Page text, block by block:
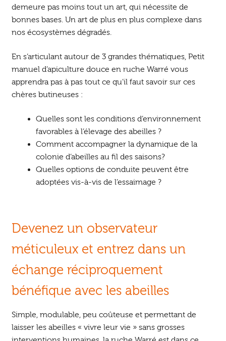
demeure pas moins tout un art, qui nécessite de
bonnes bases. Un art de plus en plus complexe dans
nos écosystèmes dégradés.
En s’articulant autour de 3 grandes thématiques, Petit
manuel d’apiculture douce en ruche Warré vous
apprendra pas à pas tout ce qu’il faut savoir sur ces
chères butineuses :
Quelles sont les conditions d’environnement
favorables à l’élevage des abeilles ?
Comment accompagner la dynamique de la
colonie d’abeilles au fil des saisons?
Quelles options de conduite peuvent être
adoptées vis-à-vis de l’essaimage ?
Devenez un observateur
méticuleux et entrez dans un
échange réciproquement
bénéfique avec les abeilles
Simple, modulable, peu coûteuse et permettant de
laisser les abeilles « vivre leur vie » sans grosses